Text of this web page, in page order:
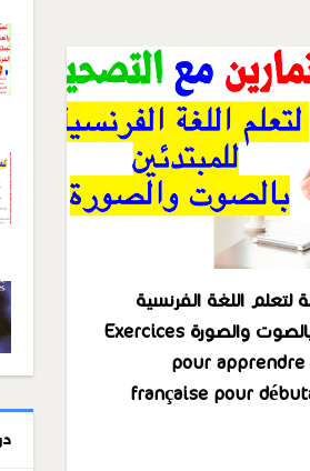
لتعلم اللغة الفرنسية
للمبتدئين بالصوت والصورة Exercices
pour
française pour